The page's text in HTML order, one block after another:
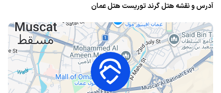
آدرس و نقشه هتل گرند توریست هتل عمان